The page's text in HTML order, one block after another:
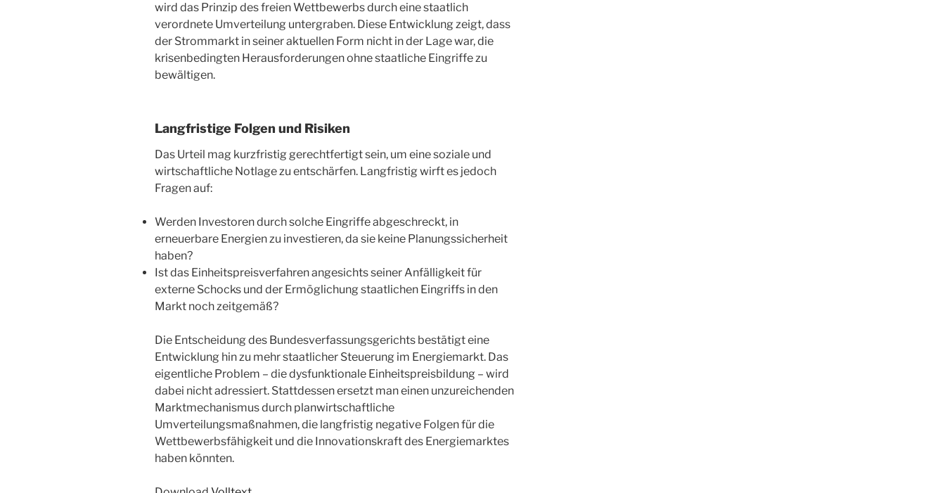
wird das Prinzip des freien Wettbewerbs durch eine staatlich
verordnete Umverteilung untergraben. Diese Entwicklung zeigt, dass
der Strommarkt in seiner aktuellen Form nicht in der Lage war, die
krisenbedingten Herausforderungen ohne staatliche Eingriffe zu
bewältigen.
Langfristige Folgen und Risiken
Das Urteil mag kurzfristig gerechtfertigt sein, um eine soziale und
wirtschaftliche Notlage zu entschärfen. Langfristig wirft es jedoch
Fragen auf:
Werden Investoren durch solche Eingriffe abgeschreckt, in
erneuerbare Energien zu investieren, da sie keine Planungssicherheit
haben?
Ist das Einheitspreisverfahren angesichts seiner Anfälligkeit für
externe Schocks und der Ermöglichung staatlichen Eingriffs in den
Markt noch zeitgemäß?
Die Entscheidung des Bundesverfassungsgerichts bestätigt eine
Entwicklung hin zu mehr staatlicher Steuerung im Energiemarkt. Das
eigentliche Problem – die dysfunktionale Einheitspreisbildung – wird
dabei nicht adressiert. Stattdessen ersetzt man einen unzureichenden
Marktmechanismus durch planwirtschaftliche
Umverteilungsmaßnahmen, die langfristig negative Folgen für die
Wettbewerbsfähigkeit und die Innovationskraft des Energiemarktes
haben könnten.